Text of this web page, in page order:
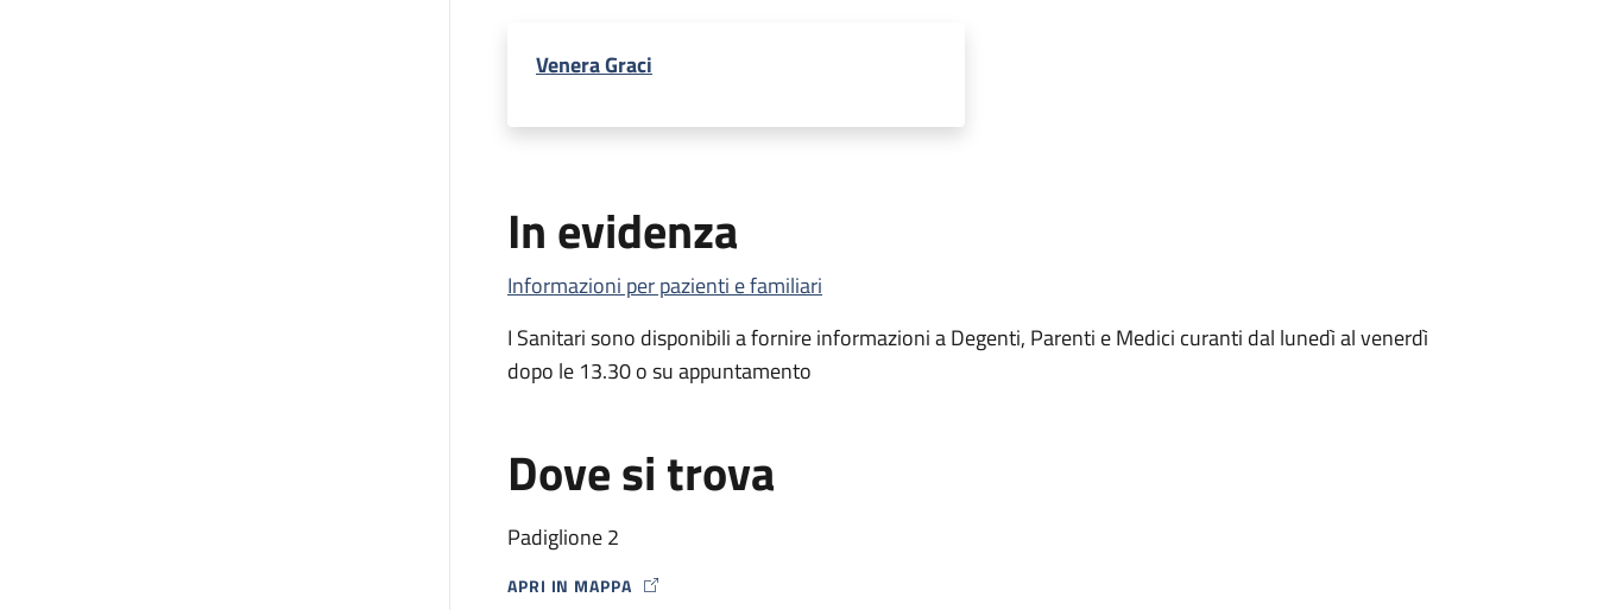
Venera Graci
In evidenza
Informazioni per pazienti e familiari
I Sanitari sono disponibili a fornire informazioni a Degenti, Parenti e Medici curanti dal lunedì al venerdì
dopo le 13.30 o su appuntamento
Dove si trova
Padiglione 2
APRI IN MAPPA
MAP ICON